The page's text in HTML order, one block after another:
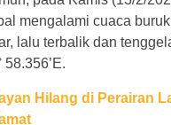
mengalami cuaca
lalu terbalik dan
58.356’E.
Hilang di Perairan